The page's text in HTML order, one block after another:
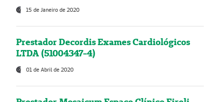
15 de Janeiro de 2020
Prestador Decordis Exames Cardiológicos
LTDA (51004347-4)
01 de Abril de 2020